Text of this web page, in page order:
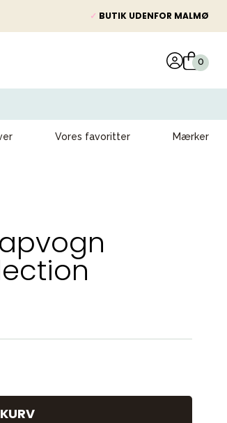
✓ BUTIK UDENFOR MALMØ
Vores favoritter Mærker